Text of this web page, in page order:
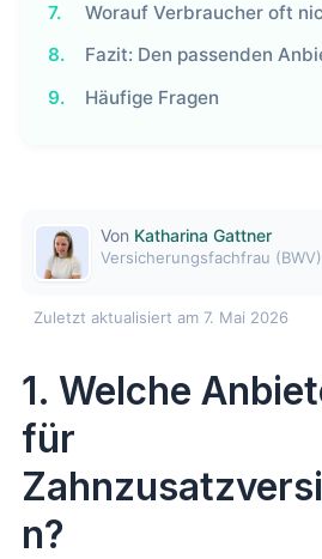
7.
Worauf Verbraucher oft
8.
Fazit: Den passenden
9.
Häufige Fragen
Von Katharina Gattner
Versicherungsfachfrau (BWV)
Zuletzt aktualisiert am 7. Mai 2026
1. Welche
für
n?